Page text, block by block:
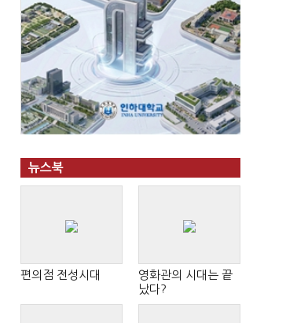
뉴스북
편의점 전성시대
영화관의 시대는 끝
났다?